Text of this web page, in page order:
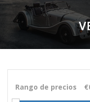
Rango de precios